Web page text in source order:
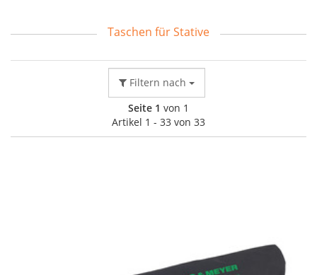
Taschen für Stative
Filtern nach
Seite 1 von 1
Artikel 1 - 33 von 33